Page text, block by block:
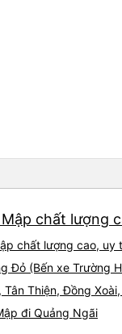
chất lượng
chất lượng cao,
Đỏ (Bến xe Trường
Thiện, Đồng
đi Quảng Ngãi